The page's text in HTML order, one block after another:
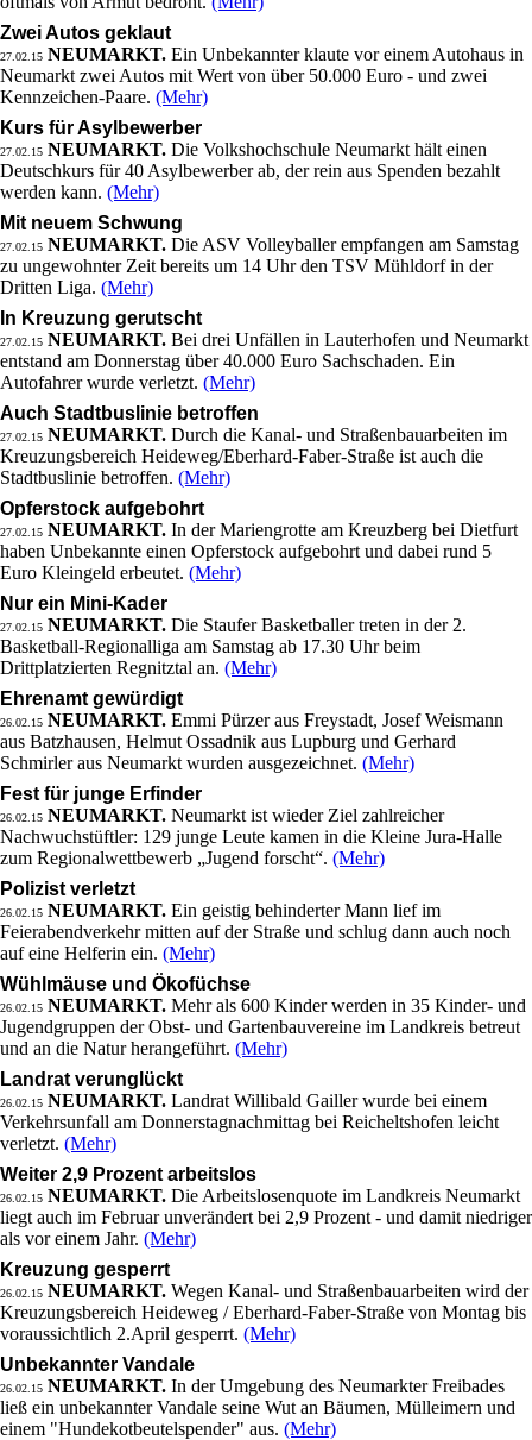
Zwei Autos geklaut
27.02.15 NEUMARKT. Ein Unbekannter klaute vor einem Autohaus in
Neumarkt zwei Autos mit Wert von über 50.000 Euro - und zwei
Kennzeichen-Paare. (Mehr)
Kurs für Asylbewerber
27.02.15 NEUMARKT. Die Volkshochschule Neumarkt hält einen
Deutschkurs für 40 Asylbewerber ab, der rein aus Spenden bezahlt
werden kann. (Mehr)
Mit neuem Schwung
27.02.15 NEUMARKT. Die ASV Volleyballer empfangen am Samstag
zu ungewohnter Zeit bereits um 14 Uhr den TSV Mühldorf in der
Dritten Liga. (Mehr)
In Kreuzung gerutscht
27.02.15 NEUMARKT. Bei drei Unfällen in Lauterhofen und Neumarkt
entstand am Donnerstag über 40.000 Euro Sachschaden. Ein
Autofahrer wurde verletzt. (Mehr)
Auch Stadtbuslinie betroffen
27.02.15 NEUMARKT. Durch die Kanal- und Straßenbauarbeiten im
Kreuzungsbereich Heideweg/Eberhard-Faber-Straße ist auch die
Stadtbuslinie betroffen. (Mehr)
Opferstock aufgebohrt
27.02.15 NEUMARKT. In der Mariengrotte am Kreuzberg bei Dietfurt
haben Unbekannte einen Opferstock aufgebohrt und dabei rund 5
Euro Kleingeld erbeutet. (Mehr)
Nur ein Mini-Kader
27.02.15 NEUMARKT. Die Staufer Basketballer treten in der 2.
Basketball-Regionalliga am Samstag ab 17.30 Uhr beim
Drittplatzierten Regnitztal an. (Mehr)
Ehrenamt gewürdigt
26.02.15 NEUMARKT. Emmi Pürzer aus Freystadt, Josef Weismann
aus Batzhausen, Helmut Ossadnik aus Lupburg und Gerhard
Schmirler aus Neumarkt wurden ausgezeichnet. (Mehr)
Fest für junge Erfinder
26.02.15 NEUMARKT. Neumarkt ist wieder Ziel zahlreicher
Nachwuchstüftler: 129 junge Leute kamen in die Kleine Jura-Halle
zum Regionalwettbewerb „Jugend forscht“. (Mehr)
Polizist verletzt
26.02.15 NEUMARKT. Ein geistig behinderter Mann lief im
Feierabendverkehr mitten auf der Straße und schlug dann auch noch
auf eine Helferin ein. (Mehr)
Wühlmäuse und Ökofüchse
26.02.15 NEUMARKT. Mehr als 600 Kinder werden in 35 Kinder- und
Jugendgruppen der Obst- und Gartenbauvereine im Landkreis betreut
und an die Natur herangeführt. (Mehr)
Landrat verunglückt
26.02.15 NEUMARKT. Landrat Willibald Gailler wurde bei einem
Verkehrsunfall am Donnerstagnachmittag bei Reicheltshofen leicht
verletzt. (Mehr)
Weiter 2,9 Prozent arbeitslos
26.02.15 NEUMARKT. Die Arbeitslosenquote im Landkreis Neumarkt
liegt auch im Februar unverändert bei 2,9 Prozent - und damit niedriger
als vor einem Jahr. (Mehr)
Kreuzung gesperrt
26.02.15 NEUMARKT. Wegen Kanal- und Straßenbauarbeiten wird der
Kreuzungsbereich Heideweg / Eberhard-Faber-Straße von Montag bis
voraussichtlich 2.April gesperrt. (Mehr)
Unbekannter Vandale
26.02.15 NEUMARKT. In der Umgebung des Neumarkter Freibades
ließ ein unbekannter Vandale seine Wut an Bäumen, Mülleimern und
einem "Hundekotbeutelspender" aus. (Mehr)